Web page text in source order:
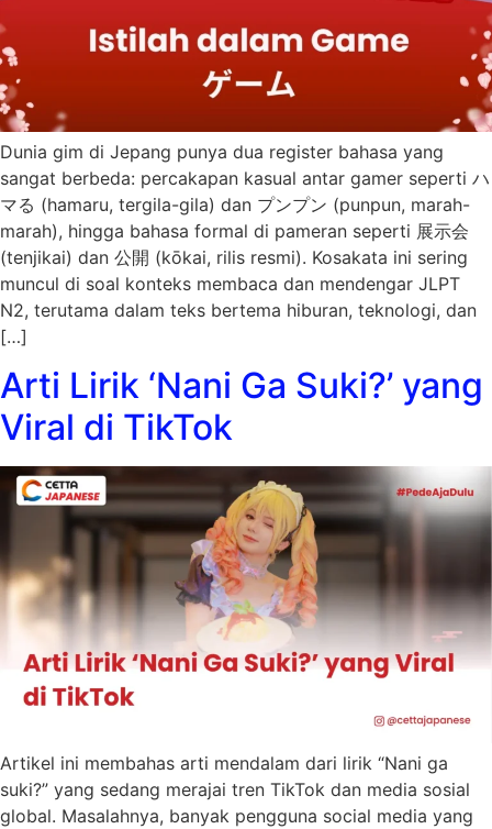
Dunia gim di Jepang punya dua register bahasa yang
sangat berbeda: percakapan kasual antar gamer seperti ハ
マる (hamaru, tergila-gila) dan プンプン (punpun, marah-
marah), hingga bahasa formal di pameran seperti 展示会
(tenjikai) dan 公開 (kōkai, rilis resmi). Kosakata ini sering
muncul di soal konteks membaca dan mendengar JLPT
N2, terutama dalam teks bertema hiburan, teknologi, dan
[…]
Arti Lirik ‘Nani Ga Suki?’ yang
Viral di TikTok
Artikel ini membahas arti mendalam dari lirik “Nani ga
suki?” yang sedang merajai tren TikTok dan media sosial
global. Masalahnya, banyak pengguna social media yang